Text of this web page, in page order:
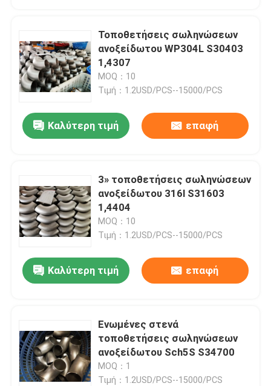
Τοποθετήσεις σωληνώσεων
ανοξείδωτου WP304L S30403
1,4307
MOQ：10
Τιμή：1.2USD/PCS--15000/PCS
Καλύτερη τιμή επαφή
3» τοποθετήσεις σωληνώσεων
ανοξείδωτου 316l S31603
1,4404
MOQ：10
Τιμή：1.2USD/PCS--15000/PCS
Καλύτερη τιμή επαφή
Ενωμένες στενά
τοποθετήσεις σωληνώσεων
ανοξείδωτου Sch5S S34700
MOQ：1
Τιμή：1.2USD/PCS--15000/PCS